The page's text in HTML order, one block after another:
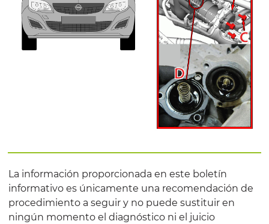
La información proporcionada en este boletín
informativo es únicamente una recomendación de
procedimiento a seguir y no puede sustituir en
ningún momento el diagnóstico ni el juicio